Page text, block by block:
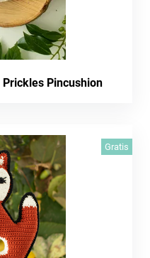
Pincushion
Gratis